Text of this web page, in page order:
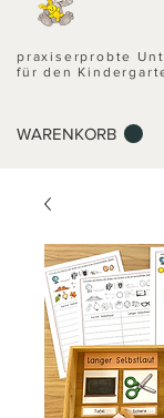
praxiserprobte
für den
WARENKORB